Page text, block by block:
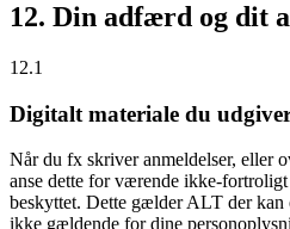
12. Din adfærd og dit
12.1
Digitalt materiale du
Når du fx skriver anmeldelser, eller
anse dette for værende ikke-
beskyttet. Dette gælder ALT der kan
ikke gældende for dine